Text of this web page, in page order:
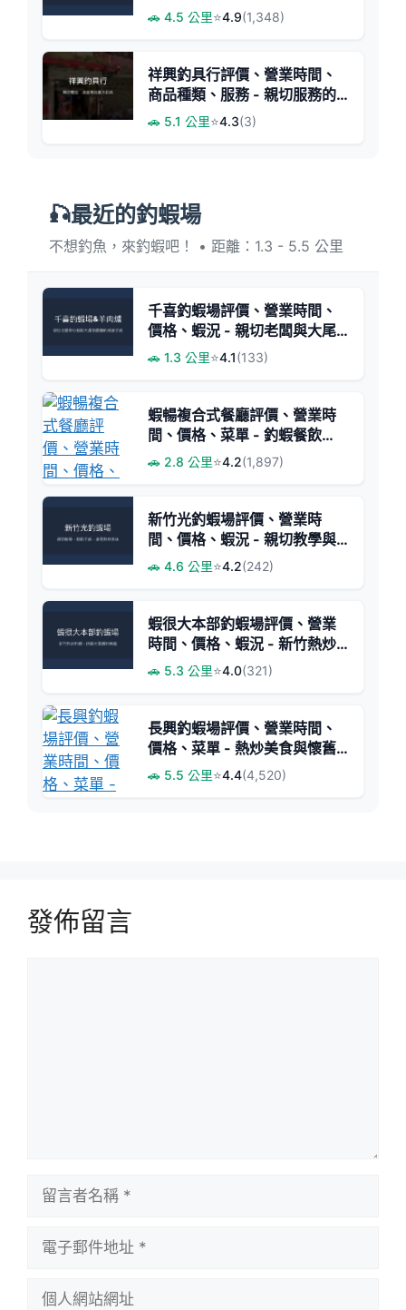
專賣
🚗 4.5 公里⭐4.9(1,348)
祥興釣具行評價、營業時間、
商品種類、服務 - 親切服務的
小型釣具店
🚗 5.1 公里⭐4.3(3)
🎣最近的釣蝦場
不想釣魚，來釣蝦吧！ • 距離：1.3 - 5.5 公里
千喜釣蝦場評價、營業時間、
價格、蝦況 - 親切老闆與大尾
泰國蝦
🚗 1.3 公里⭐4.1(133)
蝦暢複合式餐廳評價、營業時
間、價格、菜單 - 釣蝦餐飲
KTV三合一親子聚餐首選
🚗 2.8 公里⭐4.2(1,897)
新竹光釣蝦場評價、營業時
間、價格、蝦況 - 親切教學與
多元料理
🚗 4.6 公里⭐4.2(242)
蝦很大本部釣蝦場評價、營業
時間、價格、蝦況 - 新竹熱炒
釣蝦體驗
🚗 5.3 公里⭐4.0(321)
長興釣蝦場評價、營業時間、
價格、菜單 - 熱炒美食與懷舊
釣蝦場風情
🚗 5.5 公里⭐4.4(4,520)
發佈留言